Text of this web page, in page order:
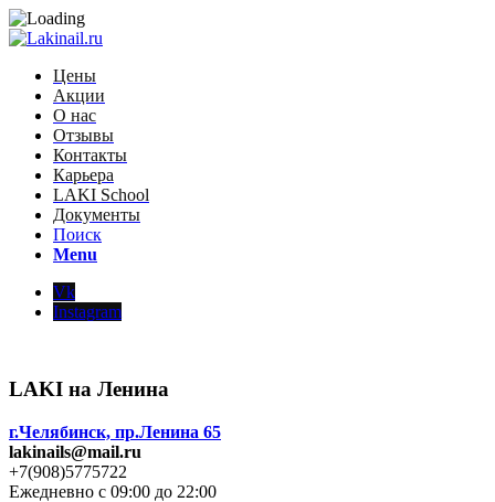
Цены
Акции
О нас
Отзывы
Контакты
Карьера
LAKI School
Документы
Поиск
Menu
Vk
Instagram
LAKI на Ленина
г.Челябинск, пр.Ленина 65
lakinails@mail.ru
+7(908)5775722
Ежедневно с 09:00 до 22:00